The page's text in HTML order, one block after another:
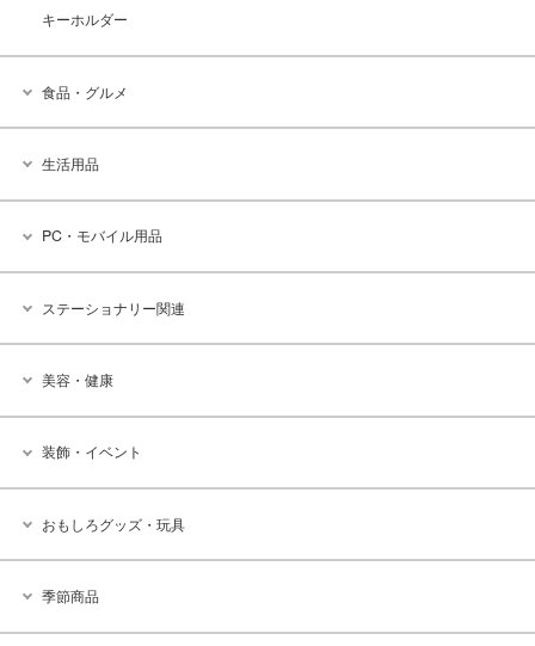
キーホルダー
食品・グルメ
生活用品
PC・モバイル用品
ステーショナリー関連
美容・健康
装飾・イベント
おもしろグッズ・玩具
季節商品